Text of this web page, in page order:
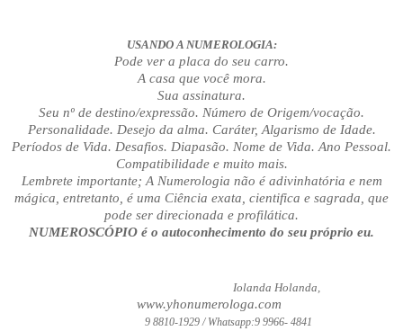
USANDO A NUMEROLOGIA:
Pode ver a placa do seu carro.
A casa que você mora.
Sua assinatura.
Seu nº de destino/expressão. Número de Origem/vocação.
Personalidade. Desejo da alma. Caráter, Algarismo de Idade.
Períodos de Vida. Desafios. Diapasão. Nome de Vida. Ano Pessoal.
Compatibilidade e muito mais.
Lembrete importante; A Numerologia não é adivinhatória e nem
mágica, entretanto, é uma Ciência exata, cientifica e sagrada, que
pode ser direcionada e profilática.
NUMEROSCÓPIO é o autoconhecimento do seu próprio eu.
Iolanda Holanda,
www.yhonumerologa.com
9 8810-1929 / Whatsapp:9 9966- 4841